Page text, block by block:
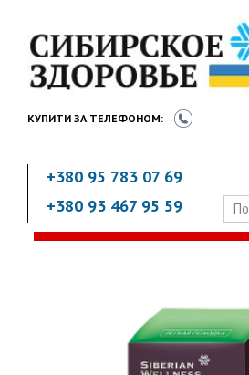
КУПИТИ ЗА ТЕЛЕФОНОМ:
+380 95 783 07 69
+380 93 467 95 59